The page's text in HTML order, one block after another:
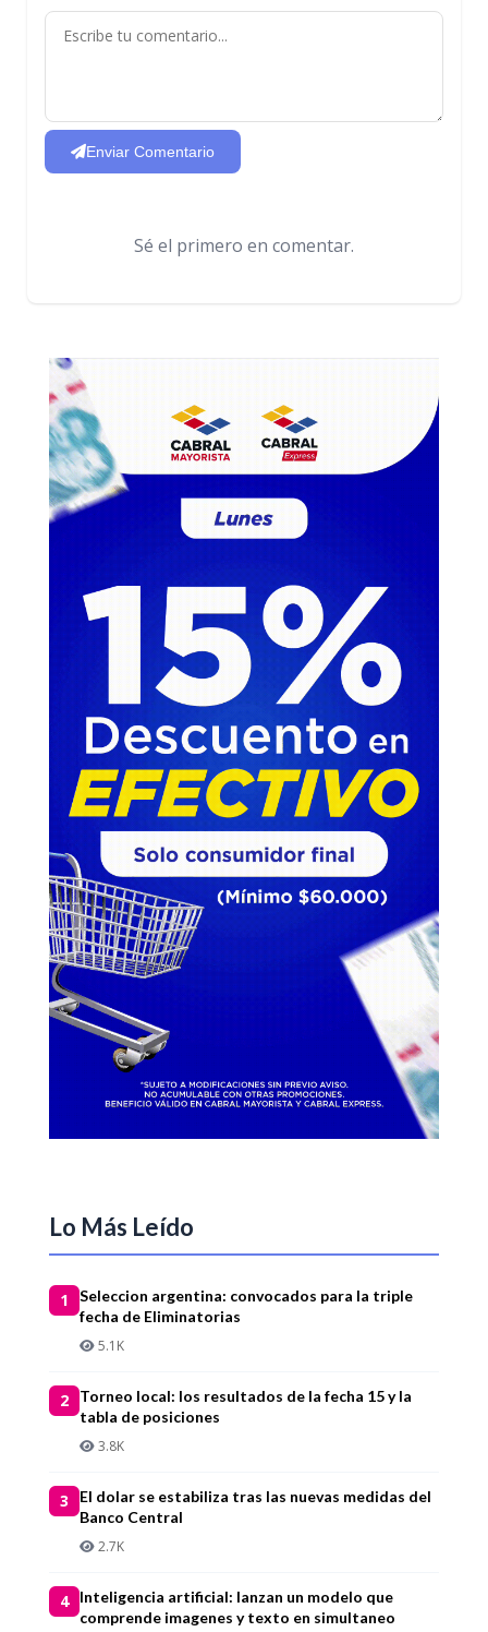
Enviar Comentario
Sé el primero en comentar.
Lo Más Leído
1
Seleccion argentina: convocados para la triple
fecha de Eliminatorias
5.1K
2
Torneo local: los resultados de la fecha 15 y la
tabla de posiciones
3.8K
3
El dolar se estabiliza tras las nuevas medidas del
Banco Central
2.7K
4
Inteligencia artificial: lanzan un modelo que
comprende imagenes y texto en simultaneo